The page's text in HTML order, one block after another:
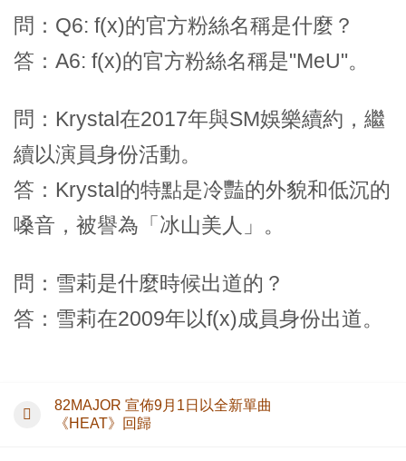
問：Q6: f(x)的官方粉絲名稱是什麼？
答：A6: f(x)的官方粉絲名稱是"MeU"。
問：Krystal在2017年與SM娛樂續約，繼
續以演員身份活動。
答：Krystal的特點是冷豔的外貌和低沉的
嗓音，被譽為「冰山美人」。
問：雪莉是什麼時候出道的？
答：雪莉在2009年以f(x)成員身份出道。
82MAJOR 宣佈9月1日以全新單曲
《HEAT》回歸